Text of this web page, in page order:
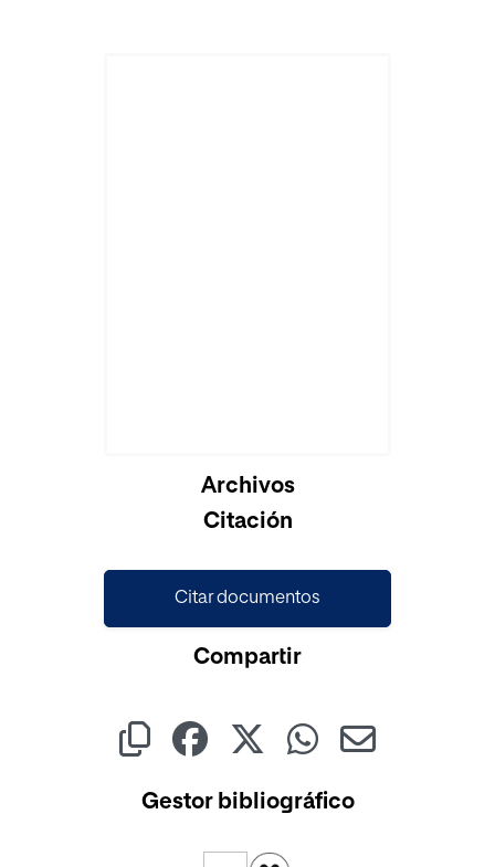
Archivos
Citación
Citar documentos
Compartir
Gestor bibliográfico